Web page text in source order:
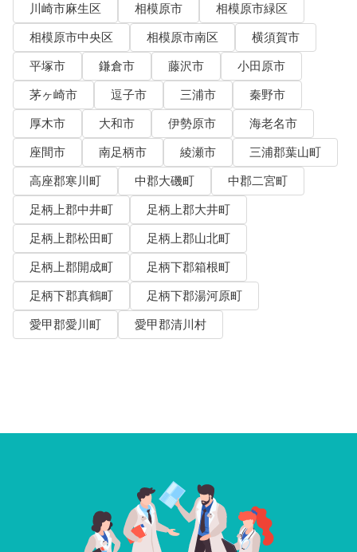
川崎市麻生区
相模原市
相模原市緑区
相模原市中央区
相模原市南区
横須賀市
平塚市
鎌倉市 藤沢市
小田原市
茅ヶ崎市
逗子市 三浦市
秦野市
厚木市
大和市 伊勢原市
海老名市
座間市
南足柄市 綾瀬市
三浦郡葉山町
高座郡寒川町
中郡大磯町
中郡二宮町
足柄上郡中井町
足柄上郡大井町
足柄上郡松田町
足柄上郡山北町
足柄上郡開成町
足柄下郡箱根町
足柄下郡真鶴町
足柄下郡湯河原町
愛甲郡愛川町
愛甲郡清川村